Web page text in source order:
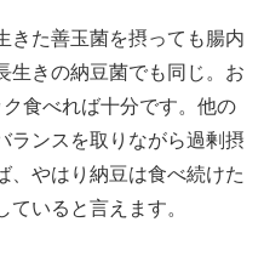
きた善玉菌を摂っても腸内
生きの納豆菌でも同じ。お
食べれば十分です。他の
ランスを取りながら過剰摂
、やはり納豆は食べ続けた
いると言えます。